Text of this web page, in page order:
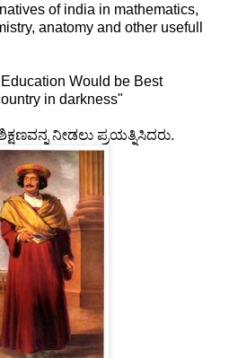
of india in mathematics,
anatomy and other usefull
Would be Best
in darkness"
ನೀಡಲು ಪ್ರಯತ್ನಿಸಿದರು.